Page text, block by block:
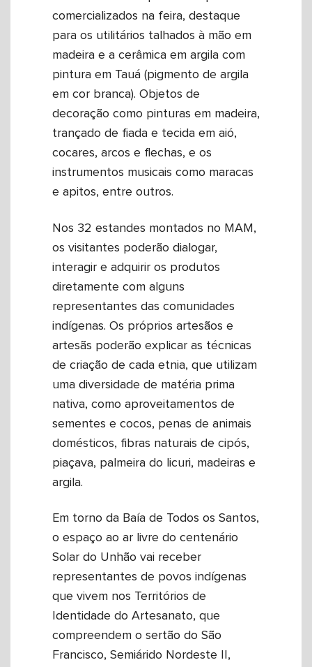
comercializados na feira, destaque
para os utilitários talhados à mão em
madeira e a cerâmica em argila com
pintura em Tauá (pigmento de argila
em cor branca). Objetos de
decoração como pinturas em madeira,
trançado de fiada e tecida em aió,
cocares, arcos e flechas, e os
instrumentos musicais como maracas
e apitos, entre outros.
Nos 32 estandes montados no MAM,
os visitantes poderão dialogar,
interagir e adquirir os produtos
diretamente com alguns
representantes das comunidades
indígenas. Os próprios artesãos e
artesãs poderão explicar as técnicas
de criação de cada etnia, que utilizam
uma diversidade de matéria prima
nativa, como aproveitamentos de
sementes e cocos, penas de animais
domésticos, fibras naturais de cipós,
piaçava, palmeira do licuri, madeiras e
argila.
Em torno da Baía de Todos os Santos,
o espaço ao ar livre do centenário
Solar do Unhão vai receber
representantes de povos indígenas
que vivem nos Territórios de
Identidade do Artesanato, que
compreendem o sertão do São
Francisco, Semiárido Nordeste II,